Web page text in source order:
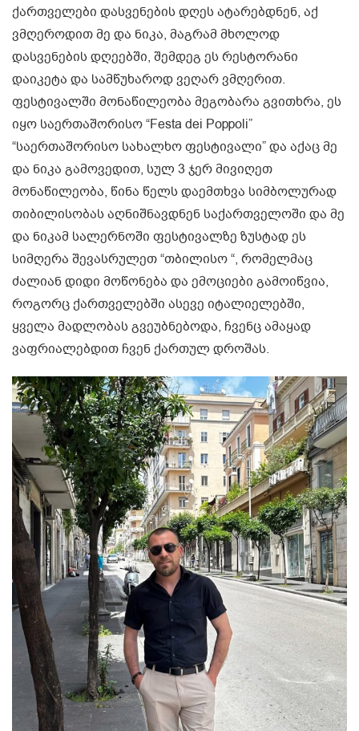
ქართველები დასვენების დღეს ატარებდნენ, აქ
ვმღეროდით მე და ნიკა, მაგრამ მხოლოდ
დასვენების დღეებში, შემდეგ ეს რესტორანი
დაიკეტა და სამწუხაროდ ვეღარ ვმღერით.
ფესტივალში მონაწილეობა მეგობარა გვითხრა, ეს
იყო საერთაშორისო “Festa dei Poppoli”
“საერთაშორისო სახალხო ფესტივალი” და აქაც მე
და ნიკა გამოვედით, სულ 3 ჯერ მივიღეთ
მონაწილეობა, წინა წელს დაემთხვა სიმბოლურად
თიბილისობას აღნიშნავდნენ საქართველოში და მე
და ნიკამ სალერნოში ფესტივალზე ზუსტად ეს
სიმღერა შევასრულეთ “თბილისო “, რომელმაც
ძალიან დიდი მოწონება და ემოციები გამოიწვია,
როგორც ქართველებში ასევე იტალიელებში,
ყველა მადლობას გვეუბნებოდა, ჩვენც ამაყად
ვაფრიალებდით ჩვენ ქართულ დროშას.